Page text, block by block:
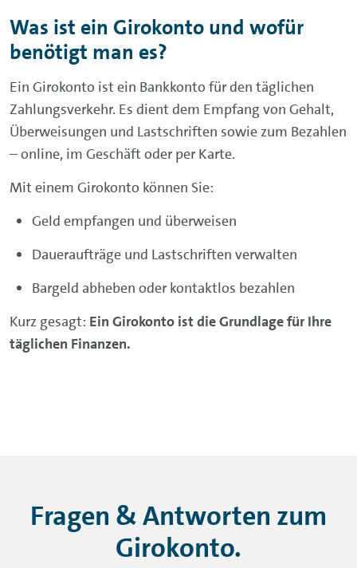
Was ist ein Girokonto und wofür
benötigt man es?
Ein Girokonto ist ein Bankkonto für den täglichen
Zahlungsverkehr. Es dient dem Empfang von Gehalt,
Überweisungen und Lastschriften sowie zum Bezahlen
– online, im Geschäft oder per Karte.
Mit einem Girokonto können Sie:
Geld empfangen und überweisen
Daueraufträge und Lastschriften verwalten
Bargeld abheben oder kontaktlos bezahlen
Kurz gesagt: Ein Girokonto ist die Grundlage für Ihre
täglichen Finanzen.
Fragen & Antworten zum
Girokonto.